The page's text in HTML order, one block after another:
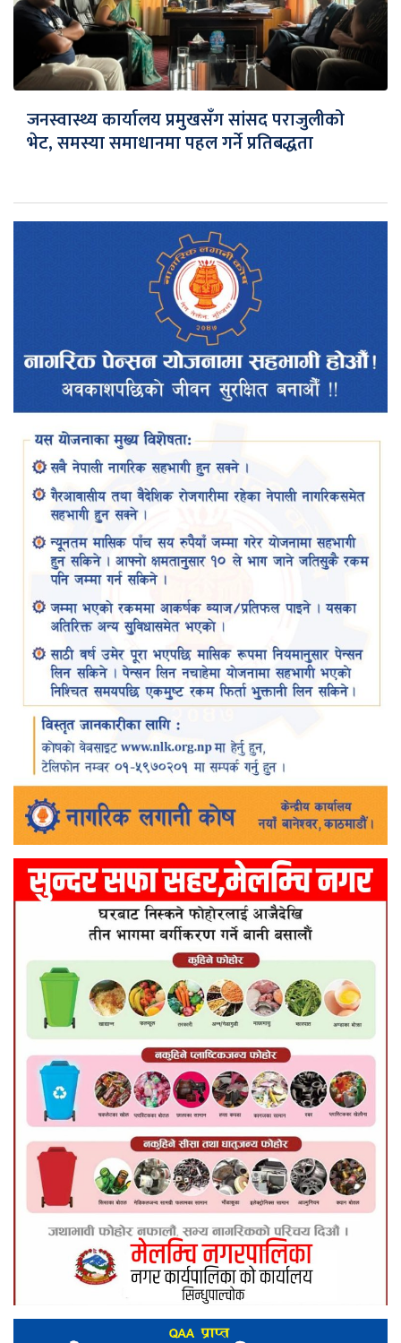
जनस्वास्थ्य कार्यालय प्रमुखसँग सांसद पराजुलीको
भेट, समस्या समाधानमा पहल गर्ने प्रतिबद्धता